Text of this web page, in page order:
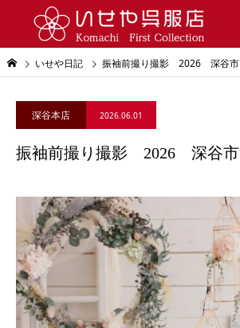
いせや日記 振袖前撮り撮影 2026 深谷市
深谷本店 2026.06.01
振袖前撮り撮影 2026 深谷市